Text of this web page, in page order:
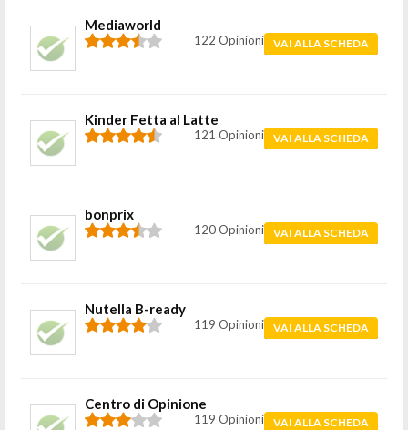
Mediaworld
122 Opinioni VAI ALLA SCHEDA
Kinder Fetta al Latte
121 Opinioni VAI ALLA SCHEDA
bonprix
120 Opinioni VAI ALLA SCHEDA
Nutella B-ready
119 Opinioni VAI ALLA SCHEDA
Centro di Opinione
119 Opinioni VAI ALLA SCHEDA